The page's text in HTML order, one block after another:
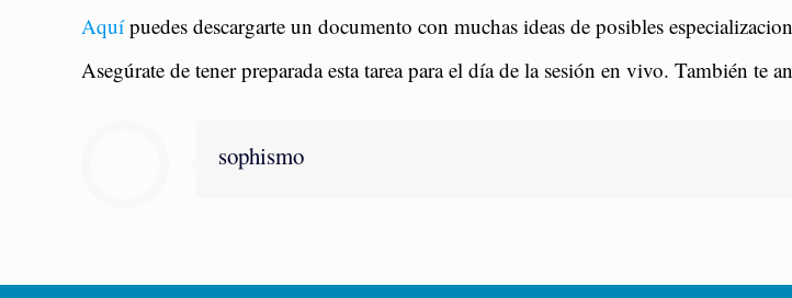
Aquípuedes descargarte un documento con muchas ideas de posibles
Asegúrate de tener preparada esta tarea para el día de la sesión en vivo. También
sophismo